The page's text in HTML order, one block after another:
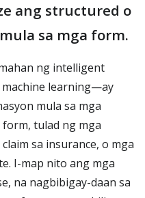
ang structured o
sa mga form.
ng intelligent
machine learning—ay
mula sa mga
tulad ng mga
sa insurance, o mga
I-map nito ang mga
na nagbibigay-daan sa